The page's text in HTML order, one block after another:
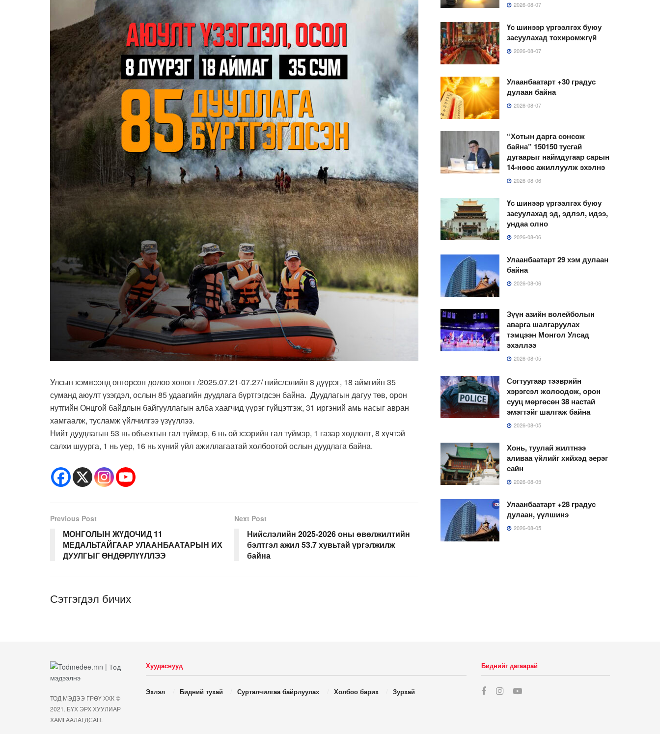
Улсын хэмжээнд өнгөрсөн долоо хоногт /2025.07.21-07.27/ нийслэлийн 8 дүүрэг, 18 аймгийн 35
суманд аюулт үзэгдэл, ослын 85 удаагийн дуудлага бүртгэгдсэн байна. Дуудлагын дагуу төв, орон
нутгийн Онцгой байдлын байгууллагын алба хаагчид үүрэг гүйцэтгэж, 31 иргэний амь насыг авран
хамгаалж, тусламж үйлчилгээ үзүүллээ.
Нийт дуудлагын 53 нь объектын гал түймэр, 6 нь ой хээрийн гал түймэр, 1 газар хөдлөлт, 8 хүчтэй
салхи шуурга, 1 нь үер, 16 нь хүний үйл ажиллагаатай холбоотой ослын дуудлага байна.
Previous Post
МОНГОЛЫН ЖҮДОЧИД 11
МЕДАЛЬТАЙГААР УЛААНБААТАРЫН ИХ
ДУУЛГЫГ ӨНДӨРЛҮҮЛЛЭЭ
Next Post
Нийслэлийн 2025-2026 оны өвөлжилтийн
бэлтгэл ажил 53.7 хувьтай үргэлжилж
байна
Сэтгэгдэл бичих
2026-08-07
Үс шинээр үргээлгэх буюу
засуулахад тохиромжгүй
2026-08-07
Улаанбаатарт +30 градус
дулаан байна
2026-08-07
“Хотын дарга сонсож
байна” 150150 тусгай
дугаарыг наймдугаар сарын
14-нөөс ажиллуулж эхэлнэ
2026-08-06
Үс шинээр үргээлгэх буюу
засуулахад эд, эдлэл, идээ,
ундаа олно
2026-08-06
Улаанбаатарт 29 хэм дулаан
байна
2026-08-06
Зүүн азийн волейболын
аварга шалгаруулах
тэмцээн Монгол Улсад
эхэллээ
2026-08-05
Согтуугаар тээврийн
хэрэгсэл жолоодож, орон
сууц мөргөсөн 38 настай
эмэгтэйг шалгаж байна
2026-08-05
Хонь, туулай жилтнээ
аливаа үйлийг хийхэд эерэг
сайн
2026-08-05
Улаанбаатарт +28 градус
дулаан, үүлшинэ
2026-08-05
ТОД МЭДЭЭ ГРӨҮ ХХК ©
2021. БҮХ ЭРХ ХУУЛИАР
ХАМГААЛАГДСАН.
Хуудаснууд
Эхлэл Бидний тухай Сурталчилгаа байрлуулах Холбоо барих Зурхай
Биднийг дагаарай